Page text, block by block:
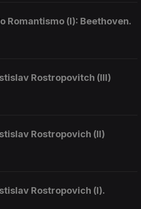
Romantismo (I): Beethoven.
Rostropovitch (III)
Rostropovich (II)
Rostropovich (I).